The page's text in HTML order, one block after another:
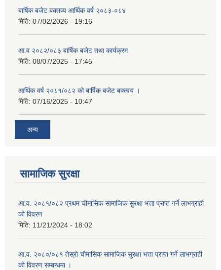
बार्षिक बजेट बक्तव्य आर्थिक वर्ष २०८३-०८४
मिति: 07/02/2026 - 19:16
आ.व २०८२/०८३ बार्षिक बजेट तथा कार्यक्रम
मिति: 08/07/2025 - 17:45
आर्थिक वर्ष २०८१/०८२ को बार्षिक बजेट बक्त्वय ।
मिति: 07/16/2025 - 10:47
अन्य
सामाजिक सुरक्षा
आ.व. २०८१/०८२ प्रथम चौमासिक सामाजिक सुरक्षा भत्ता प्राप्त गर्ने लाभग्राही
को विवरण
मिति: 11/21/2024 - 18:02
आ.व. २०८०/०८१ तेस्रो चौमासिक सामाजिक सुरक्षा भत्ता प्राप्त गर्ने लाभग्राही
को विवरण सम्बन्धमा ।